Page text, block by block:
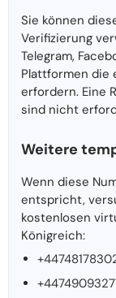
Sie können
Verifizierung
Telegram,
Plattformen die
erfordern. Eine
sind nicht
Weitere
Wenn diese
entspricht,
kostenlosen
Königreich: